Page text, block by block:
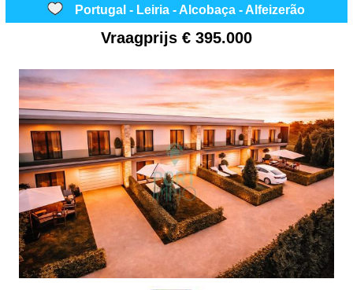
Portugal - Leiria - Alcobaça - Alfeizerão
Vraagprijs € 395.000